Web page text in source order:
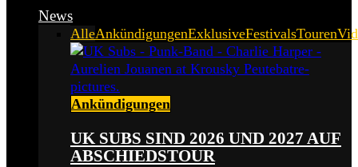
News
AlleAnkündigungenExklusiveFestivalsTouren
Ankündigungen
UK SUBS SIND 2026 UND 2027 AUF
ABSCHIEDSTOUR